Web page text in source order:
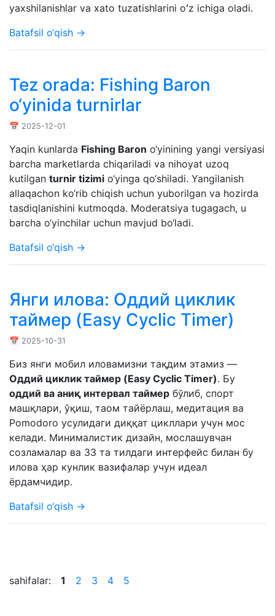
yaxshilanishlar va xato tuzatishlarini oʻz ichiga oladi.
Batafsil o‘qish →
Tez orada: Fishing Baron
o‘yinida turnirlar
📅 2025-12-01
Yaqin kunlarda Fishing Baron o‘yinining yangi versiyasi
barcha marketlarda chiqariladi va nihoyat uzoq
kutilgan turnir tizimi o‘yinga qo‘shiladi. Yangilanish
allaqachon ko‘rib chiqish uchun yuborilgan va hozirda
tasdiqlanishini kutmoqda. Moderatsiya tugagach, u
barcha o‘yinchilar uchun mavjud bo‘ladi.
Batafsil o‘qish →
Янги илова: Оддий циклик
таймер (Easy Cyclic Timer)
📅 2025-10-31
Биз янги мобил иловамизни тақдим этамиз —
Оддий циклик таймер (Easy Cyclic Timer). Бу
оддий ва аниқ интервал таймер бўлиб, спорт
машқлари, ўқиш, таом тайёрлаш, медитация ва
Pomodoro усулидаги диққат цикллари учун мос
келади. Минималистик дизайн, мослашувчан
созламалар ва 33 та тилдаги интерфейс билан бу
илова ҳар кунлик вазифалар учун идеал
ёрдамчидир.
Batafsil o‘qish →
sahifalar: 1 2 3 4 5